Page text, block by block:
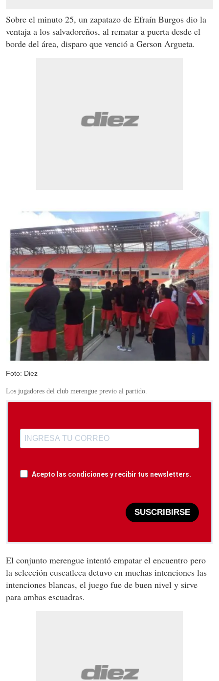
Sobre el minuto 25, un zapatazo de Efraín Burgos dio la
ventaja a los salvadoreños, al rematar a puerta desde el
borde del área, disparo que venció a Gerson Argueta.
Foto: Diez
Los jugadores del club merengue previo al partido.
Acepto las condiciones y recibir tus newsletters.
SUSCRIBIRSE
El conjunto merengue intentó empatar el encuentro pero
la selección cuscatleca detuvo en muchas intenciones las
intenciones blancas, el juego fue de buen nivel y sirve
para ambas escuadras.